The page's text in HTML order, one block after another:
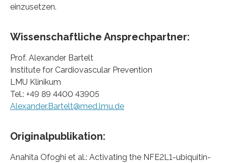
einzusetzen.
Wissenschaftliche Ansprechpartner:
Prof. Alexander Bartelt
Institute for Cardiovascular Prevention
LMU Klinikum
Tel.: +49 89 4400 43905
Alexander.Bartelt@med.lmu.de
Originalpublikation:
Anahita Ofoghi et al.: Activating the NFE2L1-ubiquitin-